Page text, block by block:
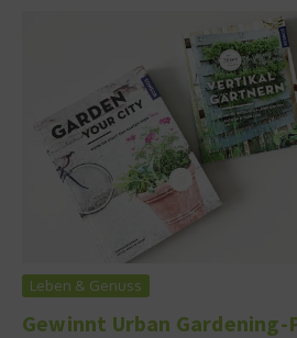
Leben & Genuss
Gewinnt Urban Gardening-